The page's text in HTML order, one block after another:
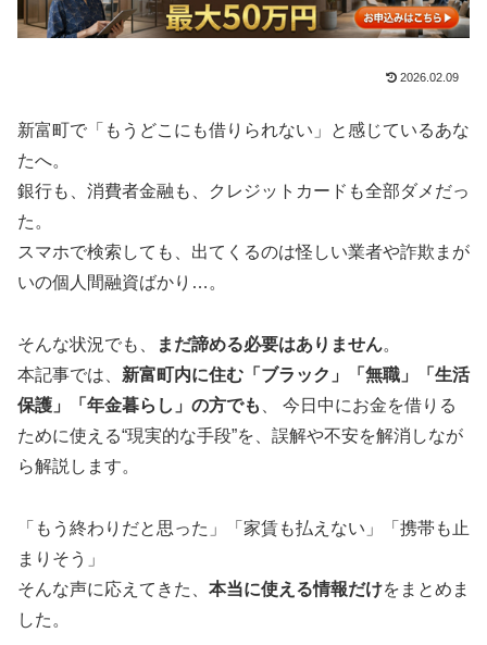
2026.02.09
新富町で「もうどこにも借りられない」と感じているあな
たへ。
銀行も、消費者金融も、クレジットカードも全部ダメだっ
た。
スマホで検索しても、出てくるのは怪しい業者や詐欺まが
いの個人間融資ばかり…。
そんな状況でも、 まだ諦める必要はありません。
本記事では、 新富町内に住む「ブラック」「無職」「生活
保護」「年金暮らし」の方でも
、 今日中にお金を借りる
ために使える“現実的な手段”を、誤解や不安を解消しなが
ら解説します。
「もう終わりだと思った」「家賃も払えない」「携帯も止
まりそう」
そんな声に応えてきた、 本当に使える情報だけをまとめま
した。